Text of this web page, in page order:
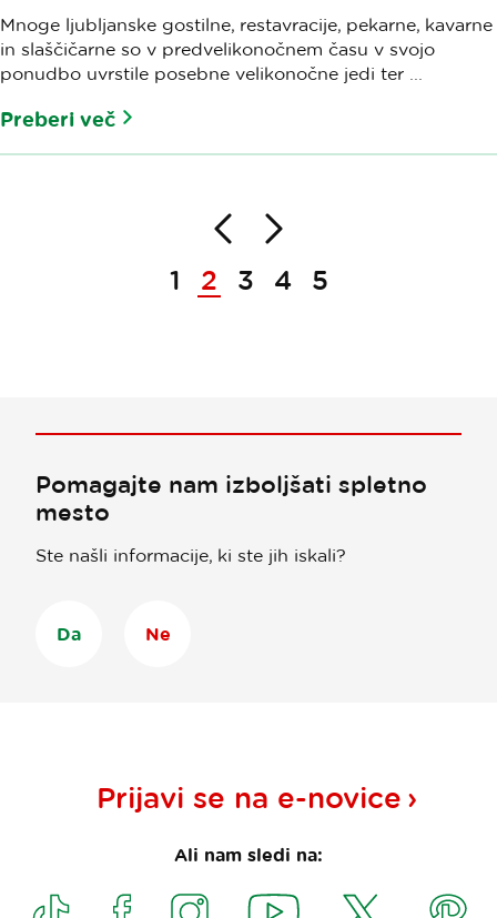
Mnoge ljubljanske gostilne, restavracije, pekarne, kavarne
in slaščičarne so v predvelikonočnem času v svojo
ponudbo uvrstile posebne velikonočne jedi ter ...
Preberi več
NazajNaprej
1
2 3 4 5
Pomagajte nam izboljšati spletno
mesto
Ste našli informacije, ki ste jih iskali?
Da Ne
Prijavi se na e-novice
Ali nam sledi na: